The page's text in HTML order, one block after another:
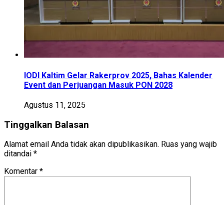
IODI Kaltim Gelar Rakerprov 2025, Bahas Kalender
Event dan Perjuangan Masuk PON 2028
Agustus 11, 2025
Tinggalkan Balasan
Alamat email Anda tidak akan dipublikasikan. Ruas yang wajib
ditandai *
Komentar *